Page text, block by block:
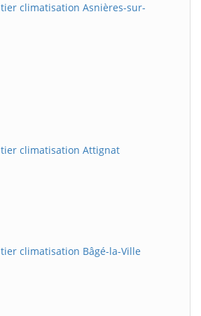
climatisation Asnières-sur-
climatisation Attignat
climatisation Bâgé-la-Ville